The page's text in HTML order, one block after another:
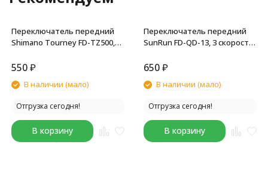
Переключатель передний
Shimano Tourney FD-TZ500,
42T
550₽
В наличии (мало)
Отгрузка сегодня!
В корзину
Переключатель передний
SunRun FD-QD-13, 3 скорости,
универсальная тяга, 42T
650₽
В наличии (мало)
Отгрузка сегодня!
В корзину